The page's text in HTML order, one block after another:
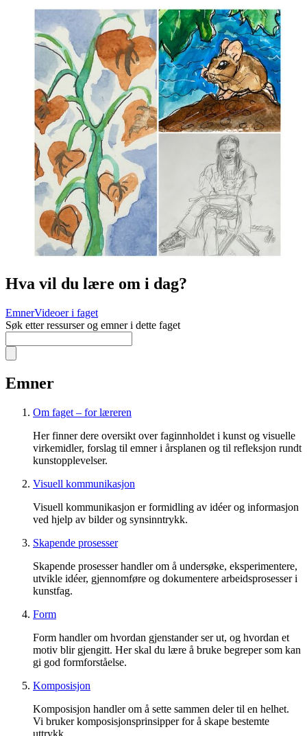
Hva vil du lære om i dag?
EmnerVideoer i faget
Søk etter ressurser og emner i dette faget
Emner
Om faget – for læreren
Her finner dere oversikt over faginnholdet i kunst og visuelle
virkemidler, forslag til emner i årsplanen og til refleksjon rundt
kunstopplevelser.
Visuell kommunikasjon
Visuell kommunikasjon er formidling av idéer og informasjon
ved hjelp av bilder og synsinntrykk.
Skapende prosesser
Skapende prosesser handler om å undersøke, eksperimentere,
utvikle idéer, gjennomføre og dokumentere arbeidsprosesser i
kunstfag.
Form
Form handler om hvordan gjenstander ser ut, og hvordan et
motiv blir gjengitt. Her skal du lære å bruke begreper som kan
gi god formforståelse.
Komposisjon
Komposisjon handler om å sette sammen deler til en helhet.
Vi bruker komposisjonsprinsipper for å skape bestemte
uttrykk.